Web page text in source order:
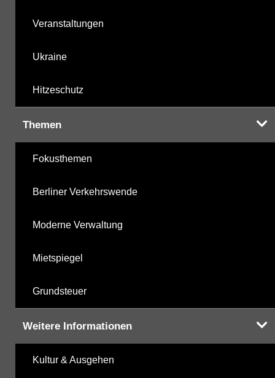
Veranstaltungen
Ukraine
Hitzeschutz
Themen
Fokusthemen
Berliner Verkehrswende
Moderne Verwaltung
Mietspiegel
Grundsteuer
Weitere Informationen
Kultur & Ausgehen